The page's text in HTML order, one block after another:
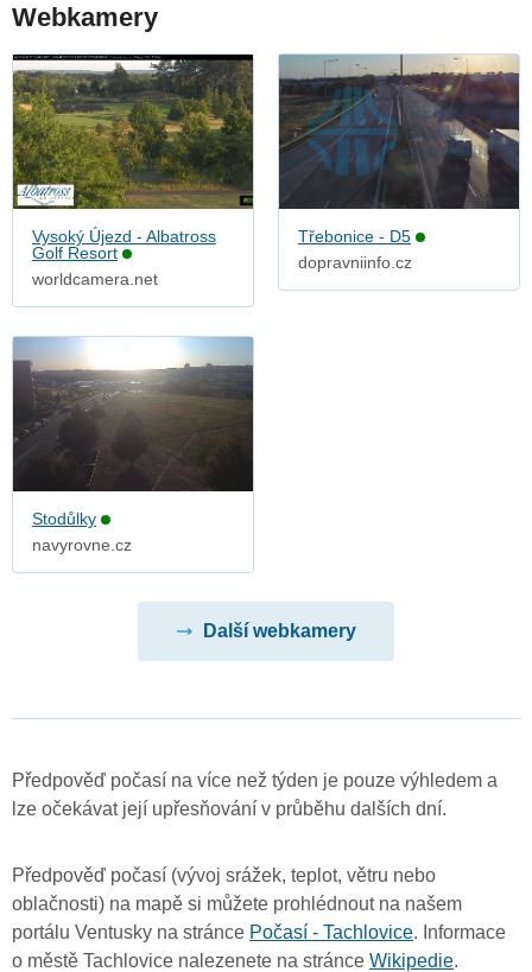
Webkamery
Vysoký Újezd - Albatross
Golf Resort
worldcamera.net
Třebonice - D5
dopravniinfo.cz
Stodůlky
navyrovne.cz
Další webkamery
Předpověď počasí na více než týden je pouze výhledem a
lze očekávat její upřesňování v průběhu dalších dní.
Předpověď počasí (vývoj srážek, teplot, větru nebo
oblačnosti) na mapě si můžete prohlédnout na našem
portálu Ventusky na stránce Počasí - Tachlovice. Informace
o městě Tachlovice nalezenete na stránce Wikipedie.